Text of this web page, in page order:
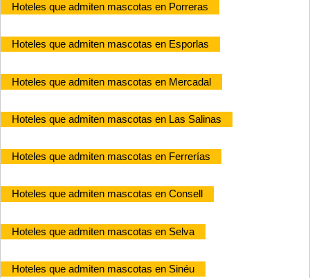
Hoteles que admiten mascotas en Porreras
Hoteles que admiten mascotas en Esporlas
Hoteles que admiten mascotas en Mercadal
Hoteles que admiten mascotas en Las Salinas
Hoteles que admiten mascotas en Ferrerías
Hoteles que admiten mascotas en Consell
Hoteles que admiten mascotas en Selva
Hoteles que admiten mascotas en Sinéu